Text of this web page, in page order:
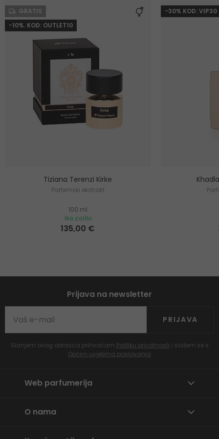
GRATIS
-10%. KOD: OUTLET10
Tiziana Terenzi Kirke
Parfemski ekstrakt
100 ml
Na zalihi
135,00 €
-30% KOD: VIP30
Prijava na newsletter
PRIJAVA
Slanjem ovog obrasca prihvaćam Politiku privatnosti i slažem se s
Općim uvjetima poslovanja
Web parfumerija
O nama